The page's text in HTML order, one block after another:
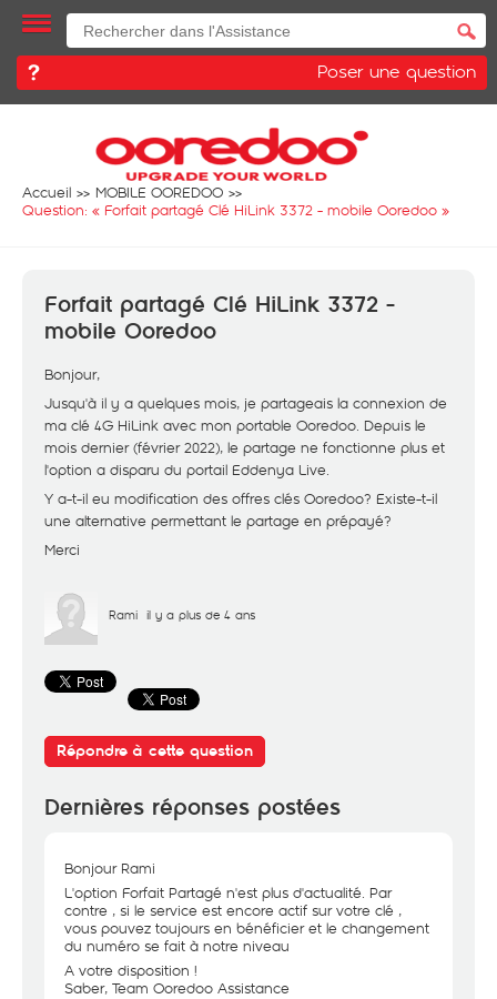
Poser une question
Accueil
MOBILE OOREDOO
Question: « Forfait partagé Clé HiLink 3372 - mobile Ooredoo »
Forfait partagé Clé HiLink 3372 -
mobile Ooredoo
Bonjour,
Jusqu'à il y a quelques mois, je partageais la connexion de
ma clé 4G HiLink avec mon portable Ooredoo. Depuis le
mois dernier (février 2022), le partage ne fonctionne plus et
l'option a disparu du portail Eddenya Live.
Y a-t-il eu modification des offres clés Ooredoo? Existe-t-il
une alternative permettant le partage en prépayé?
Merci
Rami il y a plus de 4 ans
Répondre à cette question
Dernières réponses postées
Bonjour Rami
L'option Forfait Partagé n'est plus d'actualité. Par
contre , si le service est encore actif sur votre clé ,
vous pouvez toujours en bénéficier et le changement
du numéro se fait à notre niveau
A votre disposition !
Saber, Team Ooredoo Assistance